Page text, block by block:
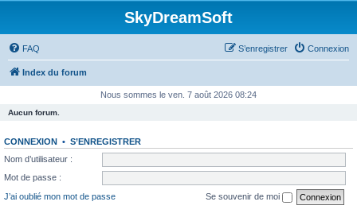
SkyDreamSoft
FAQ Connexion
S’enregistrer
Index du forum
Nous sommes le ven. 7 août 2026 08:24
Aucun forum.
CONNEXION • S’ENREGISTRER
Nom d’utilisateur :
Mot de passe :
J’ai oublié mon mot de passe
Se souvenir de moi